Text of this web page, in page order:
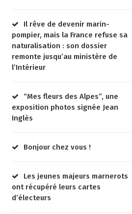
Il rêve de devenir marin-
pompier, mais la France refuse sa
naturalisation : son dossier
remonte jusqu’au ministère de
l’Intérieur
“Mes fleurs des Alpes”, une
exposition photos signée Jean
Inglès
Bonjour chez vous !
Les jeunes majeurs marnerots
ont récupéré leurs cartes
d’électeurs